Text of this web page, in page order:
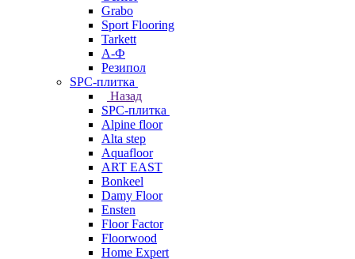
Grabo
Sport Flooring
Tarkett
А-Ф
Резипол
SPC-плитка
Назад
SPC-плитка
Alpine floor
Alta step
Aquafloor
ART EAST
Bonkeel
Damy Floor
Ensten
Floor Factor
Floorwood
Home Expert